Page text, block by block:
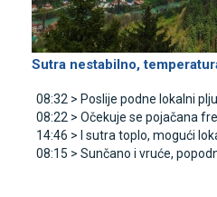
Sutra nestabilno,
08:32 > Poslije podne lokalni
08:22 > Očekuje se pojačana
14:46 >
I sutra toplo, mogući
08:15 > Sunčano i vruće,